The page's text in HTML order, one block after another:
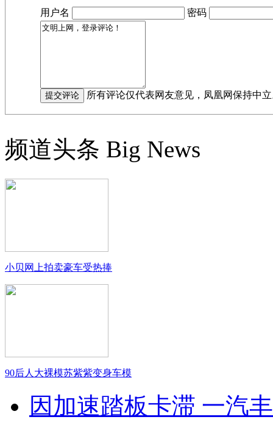
用户名
密码
所有评论仅代表网友意见，凤凰网保持中
频道头条 Big News
小贝网上拍卖豪车受热捧
90后人大裸模苏紫紫变身车模
因加速踏板卡滞 一汽